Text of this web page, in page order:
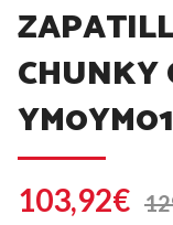
CHUNKY
103,92€